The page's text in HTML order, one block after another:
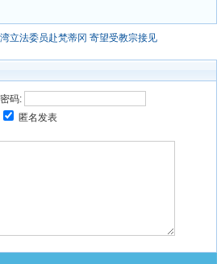
立法委员赴梵蒂冈 寄望受教宗接见
密码:
匿名发表